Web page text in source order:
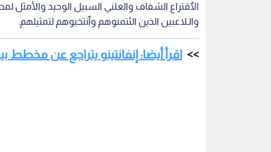
الٱقتراع الشفاف والعلني السبيل الوحيد والأمثل
والـلاعبين الذين الئتمنوهم وٱنتخبوهم لتمثيلهم.
اقرأ أيضا: إنفانتينو يتراجع عن